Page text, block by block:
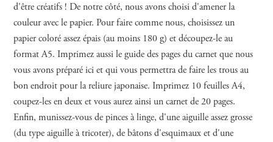
d'être créatifs ! De notre côté, nous avons choisi d'amener la
couleur avec le papier. Pour faire comme nous, choisissez un
papier coloré assez épais (au moins 180 g) et découpez-le au
format A5. Imprimez aussi le guide des pages du carnet que nous
vous avons préparé ici et qui vous permettra de faire les trous au
bon endroit pour la reliure japonaise. Imprimez 10 feuilles A4,
coupez-les en deux et vous aurez ainsi un carnet de 20 pages.
Enfin, munissez-vous de pinces à linge, d'une aiguille assez grosse
(du type aiguille à tricoter), de bâtons d'esquimaux et d'une